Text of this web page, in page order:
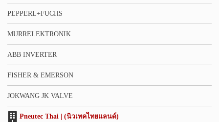
PEPPERL+FUCHS
MURRELEKTRONIK
ABB INVERTER
FISHER & EMERSON
JOKWANG JK VALVE
Pneutec Thai | (นิวเทคไทยแลนด์)